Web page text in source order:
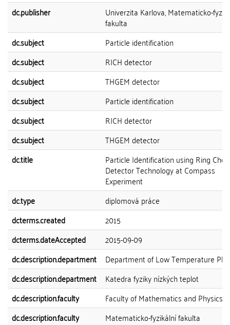
dc.publisher
Univerzita Karlova, Matematicko-
fakulta
dc.subject
Particle identification
dc.subject
RICH detector
dc.subject
THGEM detector
dc.subject
Particle identification
dc.subject
RICH detector
dc.subject
THGEM detector
dc.title
Particle Identification using Ring
Detector Technology at Compass
Experiment
dc.type
diplomová práce
dcterms.created
2015
dcterms.dateAccepted
2015-09-09
dc.description.department
Department of Low Temperature
dc.description.department
Katedra fyziky nízkých teplot
dc.description.faculty
Faculty of Mathematics and Physics
dc.description.faculty
Matematicko-fyzikální fakulta